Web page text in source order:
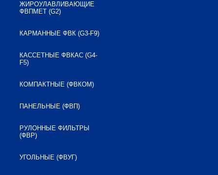
ЖИРОУЛАВЛИВАЮЩИЕ
ФВПМЕТ (G2)
КАРМАННЫЕ ФВК (G3-F9)
КАССЕТНЫЕ ФВКАС (G4-
F5)
КОМПАКТНЫЕ (ФВКОМ)
ПАНЕЛЬНЫЕ (ФВП)
РУЛОННЫЕ ФИЛЬТРЫ
(ФВР)
УГОЛЬНЫЕ (ФВУГ)